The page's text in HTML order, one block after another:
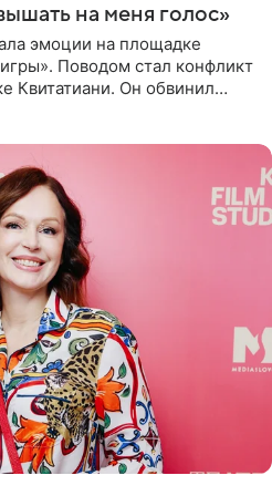
на меня голос»
эмоции на площадке
Поводом стал конфликт
Квитатиани. Он обвинил